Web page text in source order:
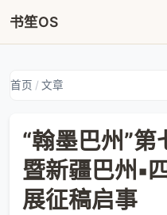
书笙OS
首页 / 文章
“翰墨巴州”
暨新疆巴州▪
展征稿启事